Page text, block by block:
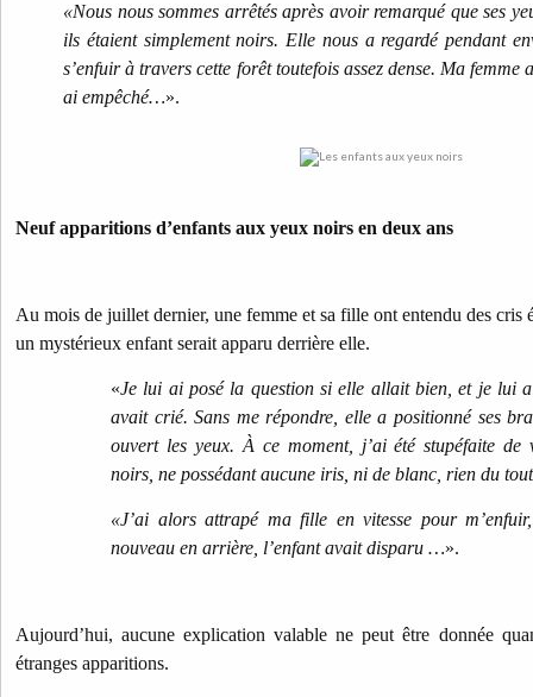
«Nous nous sommes arrêtés après avoir remarqué que ses
ils étaient simplement noirs. Elle nous a regardé pendant
s’enfuir à travers cette forêt toutefois assez dense. Ma femme
ai empêché…».
Neuf apparitions d’enfants aux yeux noirs en deux ans
Au mois de juillet dernier, une femme et sa fille ont entendu des cris
un mystérieux enfant serait apparu derrière elle.
«Je lui ai posé la question si elle allait bien, et je lui
avait crié. Sans me répondre, elle a positionné ses
ouvert les yeux. À ce moment, j’ai été stupéfaite de
noirs, ne possédant aucune iris, ni de blanc, rien du
«J’ai alors attrapé ma fille en vitesse pour
nouveau en arrière, l’enfant avait disparu …».
Aujourd’hui, aucune explication valable ne peut être donnée
étranges apparitions.